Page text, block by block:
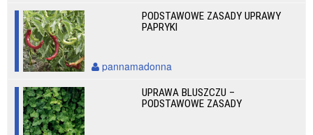
PODSTAWOWE ZASADY UPRAWY
PAPRYKI
pannamadonna
UPRAWA BLUSZCZU –
PODSTAWOWE ZASADY